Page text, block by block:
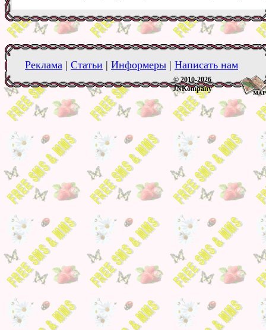
Реклама | Статьи | Информеры | Написать нам
© 2010-2026
JNKompany